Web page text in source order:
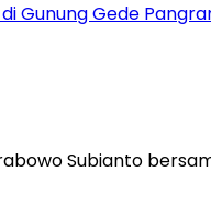
Gunung Gede